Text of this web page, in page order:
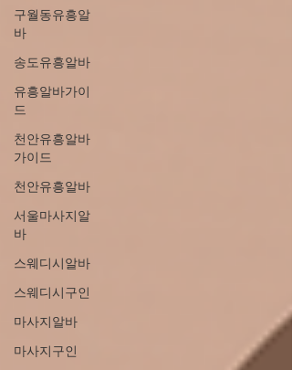
구월동유흥알
바
송도유흥알바
유흥알바가이
드
천안유흥알바
가이드
천안유흥알바
서울마사지알
바
스웨디시알바
스웨디시구인
마사지알바
마사지구인